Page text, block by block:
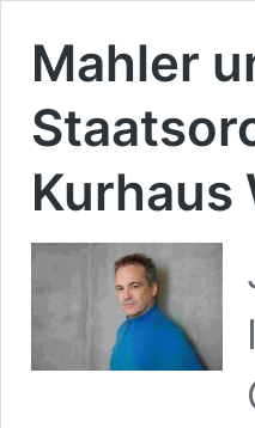
Mahler
Kurhaus